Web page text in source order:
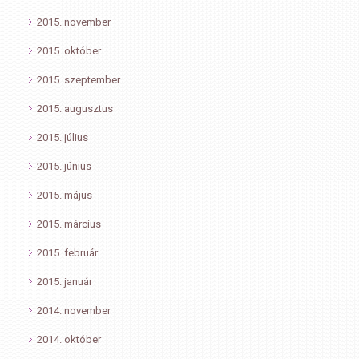
2015. november
2015. október
2015. szeptember
2015. augusztus
2015. július
2015. június
2015. május
2015. március
2015. február
2015. január
2014. november
2014. október